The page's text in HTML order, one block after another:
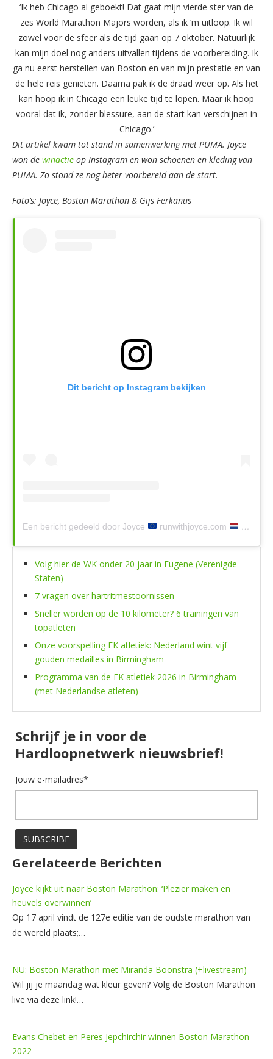
‘Ik heb Chicago al geboekt! Dat gaat mijn vierde ster van de
zes World Marathon Majors worden, als ik ‘m uitloop. Ik wil
zowel voor de sfeer als de tijd gaan op 7 oktober. Natuurlijk
kan mijn doel nog anders uitvallen tijdens de voorbereiding. Ik
ga nu eerst herstellen van Boston en van mijn prestatie en van
de hele reis genieten. Daarna pak ik de draad weer op. Als het
kan hoop ik in Chicago een leuke tijd te lopen. Maar ik hoop
vooral dat ik, zonder blessure, aan de start kan verschijnen in
Chicago.’
Dit artikel kwam tot stand in samenwerking met PUMA. Joyce
won de winactie op Instagram en won schoenen en kleding van
PUMA. Zo stond ze nog beter voorbereid aan de start.
Foto’s: Joyce, Boston Marathon & Gijs Ferkanus
Dit bericht op Instagram bekijken
Een bericht gedeeld door Joyce runwithjoyce.com
Volg hier de WK onder 20 jaar in Eugene (Verenigde
Staten)
7 vragen over hartritmestoornissen
Sneller worden op de 10 kilometer? 6 trainingen van
topatleten
Onze voorspelling EK atletiek: Nederland wint vijf
gouden medailles in Birmingham
Programma van de EK atletiek 2026 in Birmingham
(met Nederlandse atleten)
Schrijf je in voor de
Hardloopnetwerk nieuwsbrief!
Jouw e-mailadres*
Gerelateerde Berichten
Joyce kijkt uit naar Boston Marathon: ‘Plezier maken en
heuvels overwinnen’
Op 17 april vindt de 127e editie van de oudste marathon van
de wereld plaats;…
NU: Boston Marathon met Miranda Boonstra (+livestream)
Wil jij je maandag wat kleur geven? Volg de Boston Marathon
live via deze link!…
Evans Chebet en Peres Jepchirchir winnen Boston Marathon
2022